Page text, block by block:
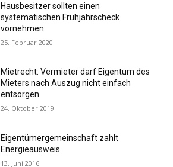
Hausbesitzer sollten einen
systematischen Frühjahrscheck
vornehmen
25. Februar 2020
Mietrecht: Vermieter darf Eigentum des
Mieters nach Auszug nicht einfach
entsorgen
24. Oktober 2019
Eigentümergemeinschaft zahlt
Energieausweis
13. Juni 2016